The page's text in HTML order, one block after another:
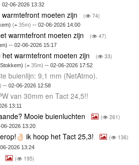
06-2026 13:32
moeten zijn ( 74)
( 35m) -- 02-06-2026 14:00
warmtefront moeten zijn ( 47)
-- 02-06-2026 15:17
het warmtefront moeten zijn ( 33)
Stokkem)( 35m) -- 02-06-2026 17:52
buienlijn: 9,1 mm (NetAtmo).
-- 02-06-2026 12:58
van 30mm en Tact 24,5!!
13:11
Mooie buienluchten ( 261)
2026 13:20
ik hoop het Tact 25,3! ( 136)
2026 13:24
( 195)